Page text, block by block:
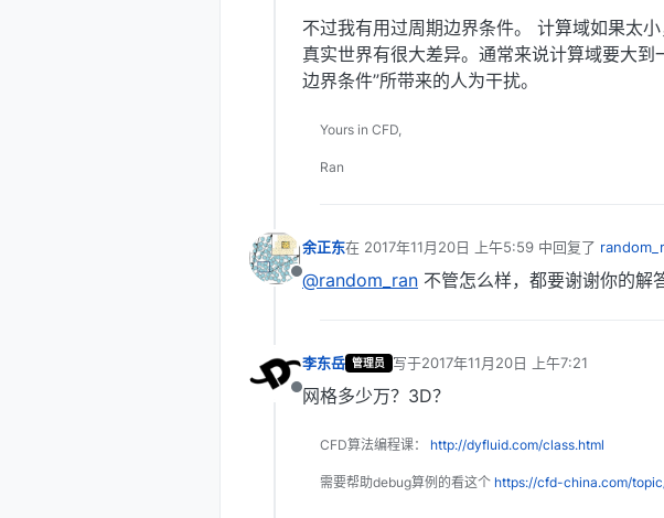
不过我有用过周期边界条件。 计算域如果太
真实世界有很大差异。通常来说计算域要大
边界条件”所带来的人为干扰。
Yours in CFD,
Ran
离线
余正东在 2017年11月20日 上午5:59 中回复了
最后由 编辑
@random_ran 不管怎么样，都要谢谢你的解
离线
李东岳 管理员 写于2017年11月20日 上午7:21
最后由 编辑
网格多少万？3D？
CFD算法编程课： http://dyfluid.com/class.html
需要帮助debug算例的看这个 https://cfd-china.com/